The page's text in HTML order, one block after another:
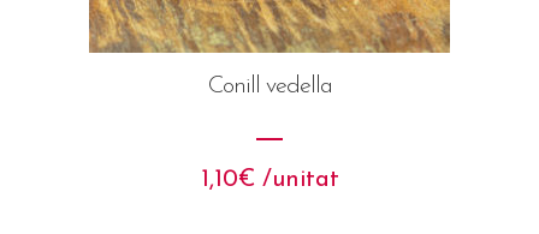
Conill vedella
1,10€ /unitat